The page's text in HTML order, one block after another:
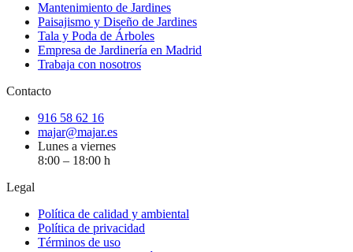
Mantenimiento de Jardines
Paisajismo y Diseño de Jardines
Tala y Poda de Árboles
Empresa de Jardinería en Madrid
Trabaja con nosotros
Contacto
916 58 62 16
majar@majar.es
Lunes a viernes
8:00 – 18:00 h
Legal
Política de calidad y ambiental
Política de privacidad
Términos de uso